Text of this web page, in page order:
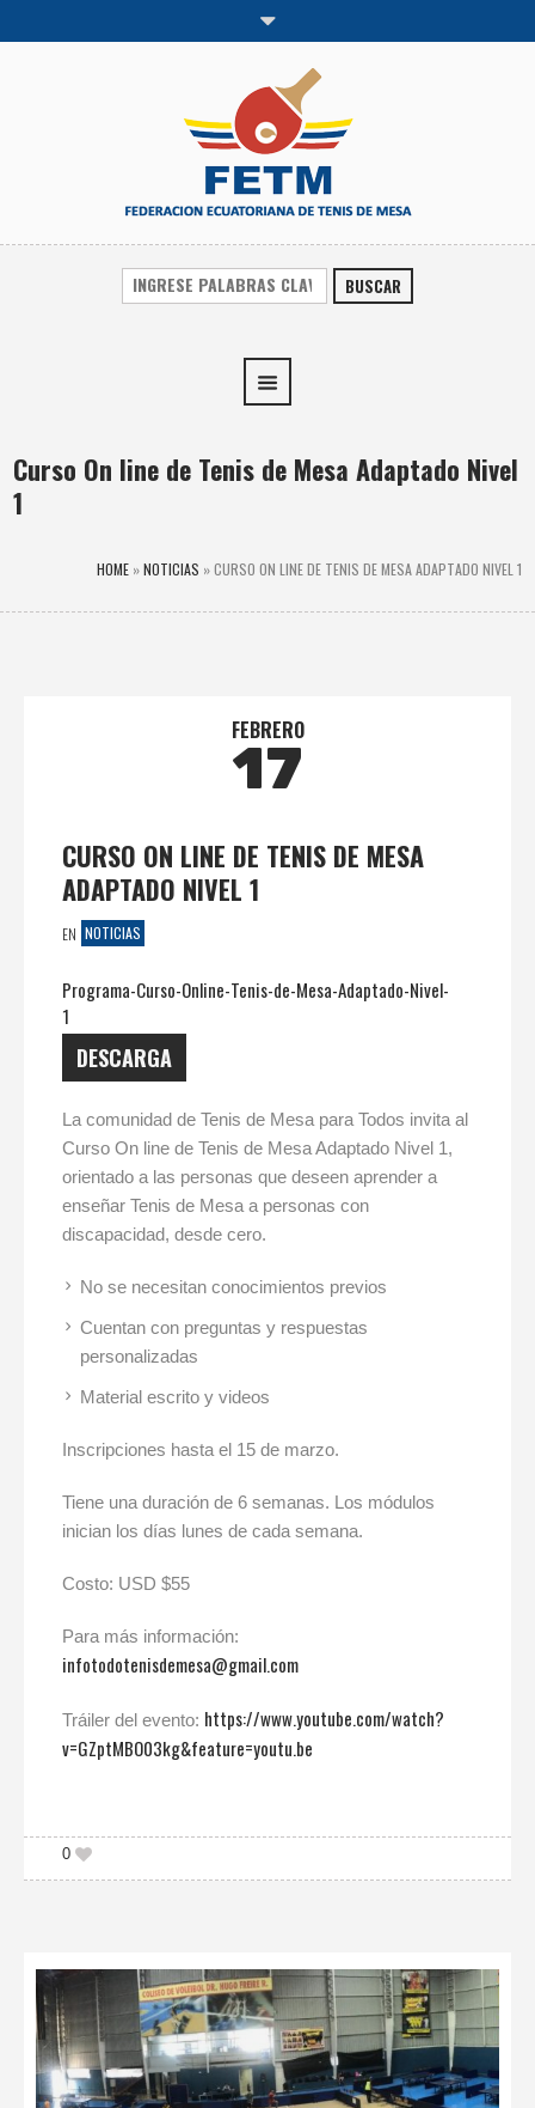
BUSCAR
Curso On line de Tenis de Mesa Adaptado Nivel
1
HOME»NOTICIAS »CURSO ON LINE DE TENIS DE MESA ADAPTADO NIVEL 1
FEBRERO
17
CURSO ON LINE DE TENIS DE MESA
ADAPTADO NIVEL 1
EN NOTICIAS
Programa-Curso-Online-Tenis-de-Mesa-Adaptado-Nivel-
1
DESCARGA
La comunidad de Tenis de Mesa para Todos invita al
Curso On line de Tenis de Mesa Adaptado Nivel 1,
orientado a las personas que deseen aprender a
enseñar Tenis de Mesa a personas con
discapacidad, desde cero.
No se necesitan conocimientos previos
Cuentan con preguntas y respuestas
personalizadas
Material escrito y videos
Inscripciones hasta el 15 de marzo.
Tiene una duración de 6 semanas. Los módulos
inician los días lunes de cada semana.
Costo: USD $55
Para más información:
infotodotenisdemesa@gmail.com
Tráiler del evento: https://www.youtube.com/watch?
v=GZptMBO03kg&feature=youtu.be
0